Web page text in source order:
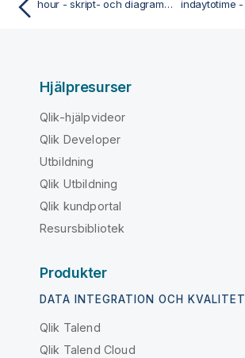
hour - skript- och diagramfunktion
Hjälpresurser
Qlik-hjälpvideor
Qlik Developer
Utbildning
Qlik Utbildning
Qlik kundportal
Resursbibliotek
Produkter
DATA INTEGRATION OCH KVALITET
Qlik Talend
Qlik Talend Cloud